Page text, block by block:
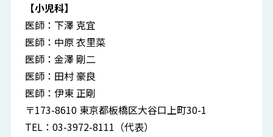
【小児科】
医師：下澤 克宜
医師：中原 衣里菜
医師：金澤 剛二
医師：田村 豪良
医師：伊東 正剛
〒173-8610 東京都板橋区大谷口上町30-1
TEL：03-3972-8111（代表）